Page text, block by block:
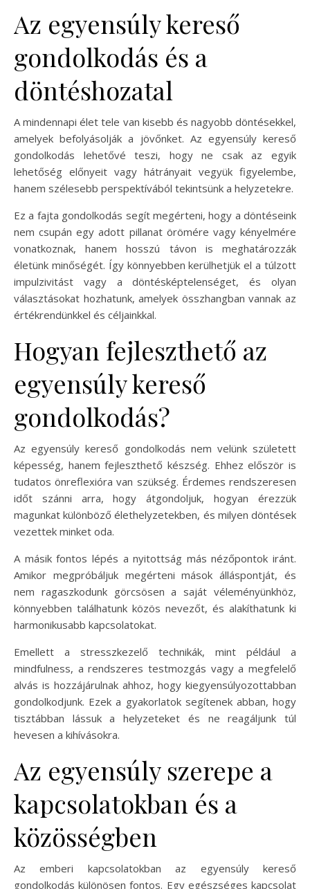
Az egyensúly kereső
gondolkodás és a
döntéshozatal
A mindennapi élet tele van kisebb és nagyobb döntésekkel,
amelyek befolyásolják a jövőnket. Az egyensúly kereső
gondolkodás lehetővé teszi, hogy ne csak az egyik
lehetőség előnyeit vagy hátrányait vegyük figyelembe,
hanem szélesebb perspektívából tekintsünk a helyzetekre.
Ez a fajta gondolkodás segít megérteni, hogy a döntéseink
nem csupán egy adott pillanat örömére vagy kényelmére
vonatkoznak, hanem hosszú távon is meghatározzák
életünk minőségét. Így könnyebben kerülhetjük el a túlzott
impulzivitást vagy a döntésképtelenséget, és olyan
választásokat hozhatunk, amelyek összhangban vannak az
értékrendünkkel és céljainkkal.
Hogyan fejleszthető az
egyensúly kereső
gondolkodás?
Az egyensúly kereső gondolkodás nem velünk született
képesség, hanem fejleszthető készség. Ehhez először is
tudatos önreflexióra van szükség. Érdemes rendszeresen
időt szánni arra, hogy átgondoljuk, hogyan érezzük
magunkat különböző élethelyzetekben, és milyen döntések
vezettek minket oda.
A másik fontos lépés a nyitottság más nézőpontok iránt.
Amikor megpróbáljuk megérteni mások álláspontját, és
nem ragaszkodunk görcsösen a saját véleményünkhöz,
könnyebben találhatunk közös nevezőt, és alakíthatunk ki
harmonikusabb kapcsolatokat.
Emellett a stresszkezelő technikák, mint például a
mindfulness, a rendszeres testmozgás vagy a megfelelő
alvás is hozzájárulnak ahhoz, hogy kiegyensúlyozottabban
gondolkodjunk. Ezek a gyakorlatok segítenek abban, hogy
tisztábban lássuk a helyzeteket és ne reagáljunk túl
hevesen a kihívásokra.
Az egyensúly szerepe a
kapcsolatokban és a
közösségben
Az emberi kapcsolatokban az egyensúly kereső
gondolkodás különösen fontos. Egy egészséges kapcsolat